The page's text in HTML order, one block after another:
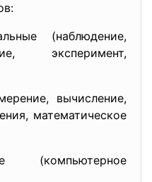
(наблюдение,
эксперимент,
вычисление,
математическое
(компьютерное